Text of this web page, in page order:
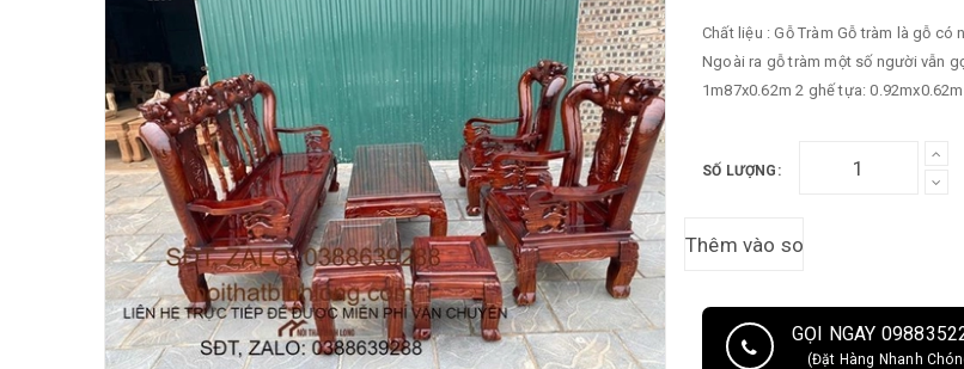
Chất liệu : Gỗ Tràm Gỗ tràm là gỗ
Ngoài ra gỗ tràm một số người vẫn
1m87x0.62m 2 ghế tựa:
gỗ tràm Bàn hình chữ nhật – Thiết
và tay vịn. Chất liệu: Đặc điểm
phòng khách. Sản phẩm có tạo
SỐ LƯỢNG:
GỌI NGAY
(Đặt Hàng Nhanh